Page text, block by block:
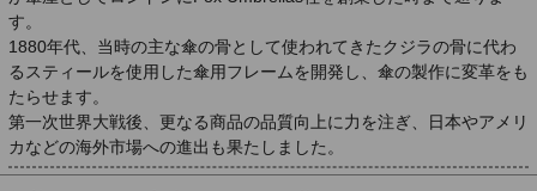
す。
1880年代、当時の主な傘の骨として使われてきたクジラの骨に代わ
るスティールを使用した傘用フレームを開発し、傘の製作に変革をも
たらせます。
第一次世界大戦後、更なる商品の品質向上に力を注ぎ、日本やアメリ
カなどの海外市場への進出も果たしました。